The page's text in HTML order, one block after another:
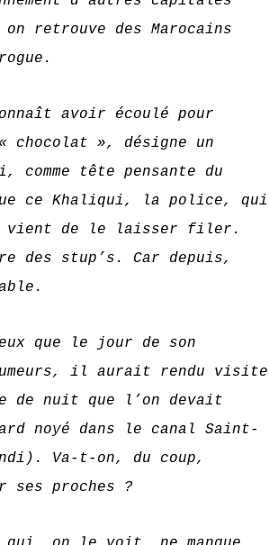
on retrouve des Marocains
avoir écoulé pour
chocolat », désigne un
comme tête pensante du
ce Khaliqui, la police, qui
vient de le laisser filer.
des stup’s. Car depuis,
que le jour de son
il aurait rendu visite
de nuit que l’on devait
noyé dans le canal Saint-
Va-t-on, du coup,
ses proches ?